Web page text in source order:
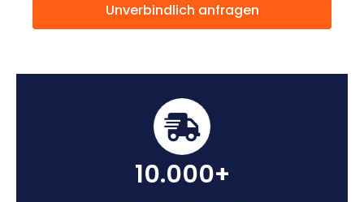
Unverbindlich anfragen
10.000+